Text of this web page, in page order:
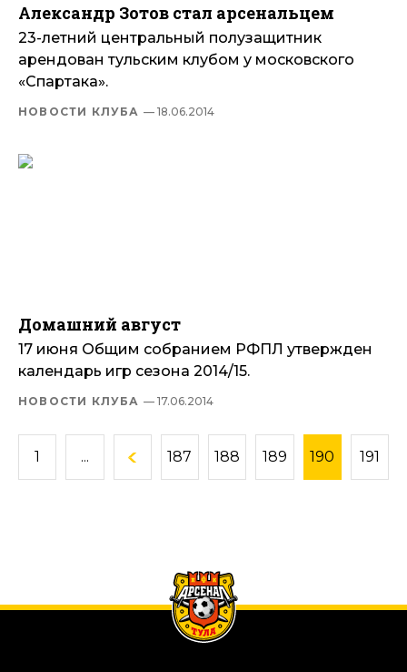
Александр Зотов стал арсенальцем
23-летний центральный полузащитник
арендован тульским клубом у московского
«Спартака».
НОВОСТИ КЛУБА — 18.06.2014
Домашний август
17 июня Общим собранием РФПЛ утвержден
календарь игр сезона 2014/15.
НОВОСТИ КЛУБА — 17.06.2014
1 ... 187 188 189 190 191